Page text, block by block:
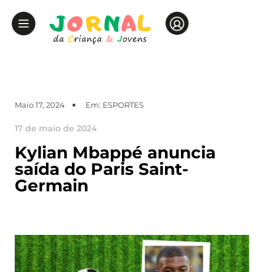
Maio 17, 2024 Em: ESPORTES
17 de maio de 2024
Kylian Mbappé anuncia
saída do Paris Saint-
Germain